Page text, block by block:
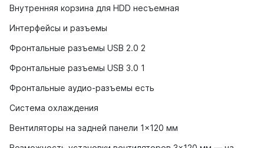
Внутренняя корзина для HDD несъемная
Интерфейсы и разъемы
Фронтальные разъемы USB 2.0 2
Фронтальные разъемы USB 3.0 1
Фронтальные аудио-разъемы есть
Система охлаждения
Вентиляторы на задней панели 1×120 мм